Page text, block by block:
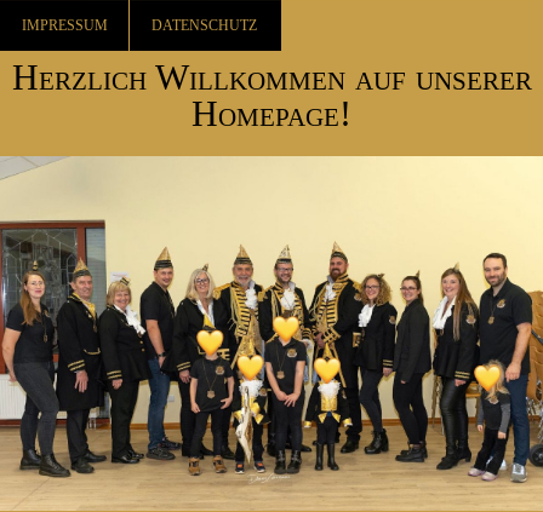
IMPRESSUM DATENSCHUTZ
Herzlich Willkommen auf unserer
Homepage!